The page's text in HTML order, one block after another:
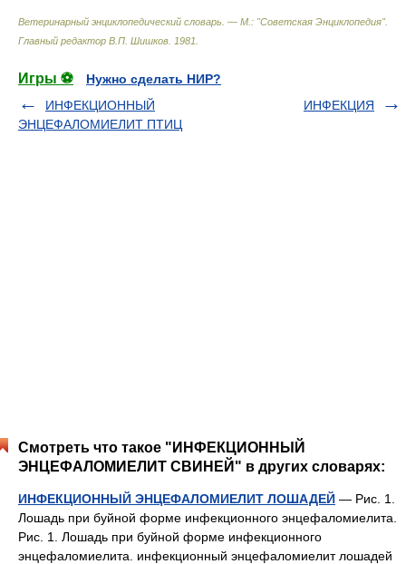
Ветеринарный энциклопедический словарь. — М.: "Советская Энциклопедия".
Главный редактор В.П. Шишков 1981
Игры ⚽
Нужно сделать НИР?
ИНФЕКЦИОННЫЙ
ЭНЦЕФАЛОМИЕЛИТ ПТИЦ
ИНФЕКЦИЯ
Смотреть что такое "ИНФЕКЦИОННЫЙ
ЭНЦЕФАЛОМИЕЛИТ СВИНЕЙ" в других словарях:
ИНФЕКЦИОННЫЙ ЭНЦЕФАЛОМИЕЛИТ ЛОШАДЕЙ — Рис. 1.
Лошадь при буйной форме инфекционного энцефаломиелита.
Рис. 1. Лошадь при буйной форме инфекционного
энцефаломиелита. инфекционный энцефаломиелит лошадей